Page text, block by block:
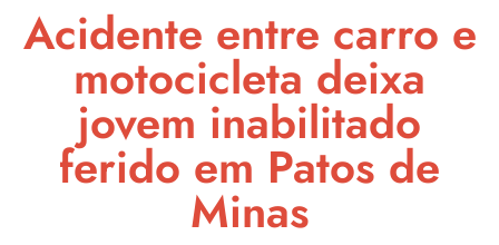
Acidente entre carro e
motocicleta deixa
jovem inabilitado
ferido em Patos de
Minas